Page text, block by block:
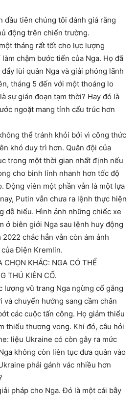
đầu tiên chúng tôi đánh giá rằng
động trên chiến trường.
tháng rất tốt cho lực lượng
chậm bước tiến của Nga. Họ đã
lùi quân Nga và giải phóng lãnh
tháng 5 đến với một thoáng lo
sự gián đoạn tạm thời? Hay đó là
ngoặt mang tính cấu trúc hơn
thể tránh khỏi bởi vì công thức
khó duy trì hơn. Quân đội của
trong một thời gian nhất định nếu
cho binh lính nhanh hơn tốc độ
Động viên một phần vẫn là một lựa
Putin vẫn chưa ra lệnh thực hiện
dễ hiểu. Hình ảnh những chiếc xe
ở biên giới Nga sau lệnh huy động
chắc hẳn vẫn còn ám ảnh
Điện Kremlin.
CHỌN KHÁC: NGA CÓ THỂ
THỦ KIÊN CỐ.
lượng vũ trang Nga ngừng cố gắng
và chuyển hướng sang cầm chân
các cuộc tấn công. Họ giảm thiểu
thiểu thương vong. Khi đó, câu hỏi
liệu Ukraine có còn gây ra mức
không còn liên tục đưa quân vào
phải gánh vác nhiều hơn
pháp cho Nga. Đó là một cái bẫy